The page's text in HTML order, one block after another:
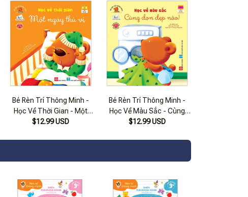
Bé Rèn Trí Thông Minh -
Học Về Thời Gian - Một
Ngày Thú Vị
$12.99 USD
Bé Rèn Trí Thông Minh -
Học Về Màu Sắc - Cùng
Dọn Dẹp Nào!
$12.99 USD